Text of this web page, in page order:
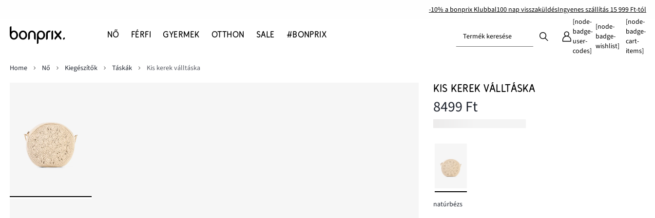
-10% a bonprix Klubbal100 nap visszaküldésIngyenes szállítás 15 999 Ft-tól
NŐ FÉRFI GYERMEK OTTHON SALE #BONPRIX Termék keresése
[node-
badge-
user-
codes]
[node-
badge-
wishlist]
[node-
badge-
cart-
items]
Home
Nő Kiegészítők Táskák Kis kerek válltáska
KIS KEREK VÁLLTÁSKA
8499 Ft
natúrbézs